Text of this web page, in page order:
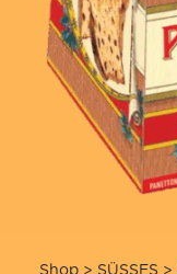
Shop> SÜSSES >